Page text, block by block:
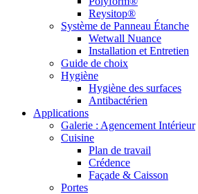
Reysitop®
Système de Panneau Étanche
Wetwall Nuance
Installation et Entretien
Guide de choix
Hygiène
Hygiène des surfaces
Antibactérien
Applications
Galerie : Agencement Intérieur
Cuisine
Plan de travail
Crédence
Façade & Caisson
Portes